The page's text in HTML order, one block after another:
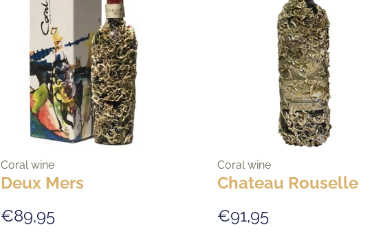
Coral wine
Deux Mers
€89,95
Coral wine
Chateau Rouselle
€91,95